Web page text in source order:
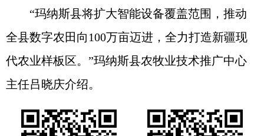
“玛纳斯县将扩大智能设备覆盖范围，推动
全县数字农田向100万亩迈进，全力打造新疆现
代农业样板区。”玛纳斯县农牧业技术推广中心
主任吕晓庆介绍。